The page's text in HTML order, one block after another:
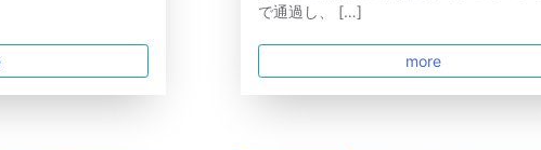
で通過し、 […]
more